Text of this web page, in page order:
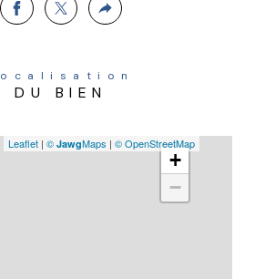
Localisation
DU BIEN
+
−
Leaflet | © JawgMaps | © OpenStreetMap